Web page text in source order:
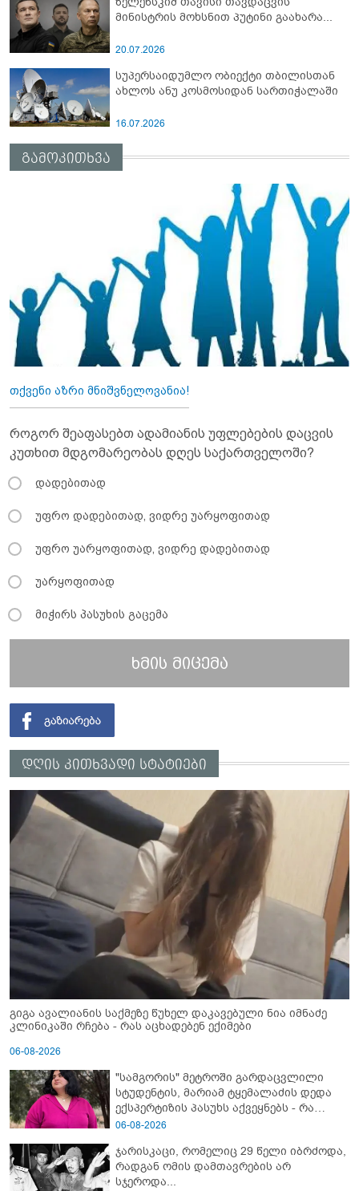
მინისტრის მოხსნით პუტინი გაახარა...
20.07.2026
სუპერსაიდუმლო ობიექტი თბილისთან
ახლოს ანუ კოსმოსიდან სართიჭალაში
16.07.2026
გამოკითხვა
თქვენი აზრი მნიშვნელოვანია!
როგორ შეაფასებთ ადამიანის უფლებების დაცვის
კუთხით მდგომარეობას დღეს საქართველოში?
დადებითად
უფრო დადებითად, ვიდრე უარყოფითად
უფრო უარყოფითად, ვიდრე დადებითად
უარყოფითად
მიჭირს პასუხის გაცემა
ხმის მიცემა
დღის კითხვადი სტატიები
გიგა ავალიანის საქმეზე წუხელ დაკავებული ნია იმნაძე
კლინიკაში რჩება - რას აცხადებენ ექიმები
06-08-2026
"სამგორის" მეტროში გარდაცვლილი
სტუდენტის, მარიამ ტყემალაძის დედა
ექსპერტიზის პასუხს აქვეყნებს - რა
გახდა გოგონას გარდაცვალების მიზეზი?
06-08-2026
ჯარისკაცი, რომელიც 29 წელი იბრძოდა,
რადგან ომის დამთავრების არ
სჯეროდა...